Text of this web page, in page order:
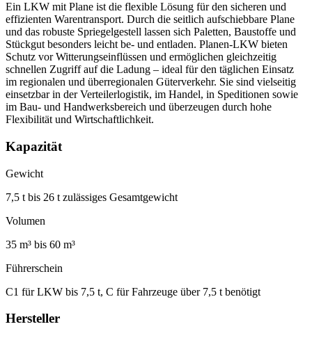
Ein LKW mit Plane ist die flexible Lösung für den sicheren und
effizienten Warentransport. Durch die seitlich aufschiebbare Plane
und das robuste Spriegelgestell lassen sich Paletten, Baustoffe und
Stückgut besonders leicht be- und entladen. Planen-LKW bieten
Schutz vor Witterungseinflüssen und ermöglichen gleichzeitig
schnellen Zugriff auf die Ladung – ideal für den täglichen Einsatz
im regionalen und überregionalen Güterverkehr. Sie sind vielseitig
einsetzbar in der Verteilerlogistik, im Handel, in Speditionen sowie
im Bau- und Handwerksbereich und überzeugen durch hohe
Flexibilität und Wirtschaftlichkeit.
Kapazität
Gewicht
7,5 t bis 26 t zulässiges Gesamtgewicht
Volumen
35 m³ bis 60 m³
Führerschein
C1 für LKW bis 7,5 t, C für Fahrzeuge über 7,5 t benötigt
Hersteller